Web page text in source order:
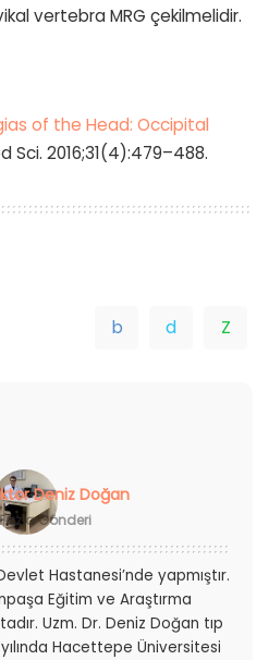
vertebra MRG çekilmelidir.
of the Head: Occipital
Sci. 2016;31(4):479–488.
Deniz Doğan
Gönderi
Hastanesi’nde yapmıştır.
Eğitim ve Araştırma
Uzm. Dr. Deniz Doğan tıp
Hacettepe Üniversitesi